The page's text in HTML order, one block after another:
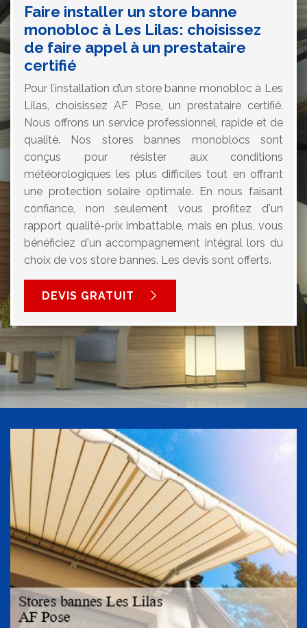
Faire installer un store banne
monobloc à Les Lilas: choisissez
de faire appel à un prestataire
certifié
Pour l’installation d’un store banne monobloc à Les
Lilas, choisissez AF Pose, un prestataire certifié.
Nous offrons un service professionnel, rapide et de
qualité. Nos stores bannes monoblocs sont
conçus pour résister aux conditions
météorologiques les plus difficiles tout en offrant
une protection solaire optimale. En nous faisant
confiance, non seulement vous profitez d'un
rapport qualité-prix imbattable, mais en plus, vous
bénéficiez d'un accompagnement intégral lors du
choix de vos store bannes. Les devis sont offerts.
DEVIS GRATUIT